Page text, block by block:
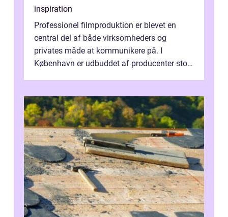
inspiration
Professionel filmproduktion er blevet en
central del af både virksomheders og
privates måde at kommunikere på. I
København er udbuddet af producenter stort,